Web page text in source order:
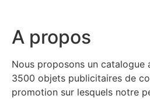
A propos
Nous proposons un catalogue
3500 objets publicitaires de
promotion sur lesquels notre